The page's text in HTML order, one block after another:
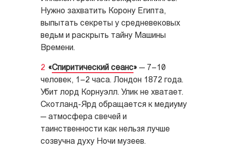
Нужно захватить Корону Египта,
выпытать секреты у средневековых
ведьм и раскрыть тайну Машины
Времени.
«Спиритический сеанс» — 7–10
человек, 1–2 часа. Лондон 1872 года.
Убит лорд Корнуэлл. Улик не хватает.
Скотланд-Ярд обращается к медиуму
— атмосфера свечей и
таинственности как нельзя лучше
созвучна духу Ночи музеев.